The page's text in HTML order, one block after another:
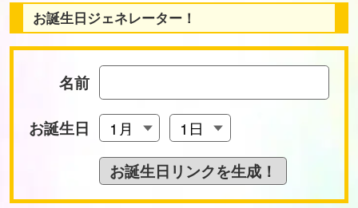
お誕生日ジェネレーター！
名前
お誕生日